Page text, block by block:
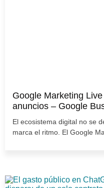
Google Marketing
anuncios – Google
El ecosistema digital no se
marca el ritmo. El Google